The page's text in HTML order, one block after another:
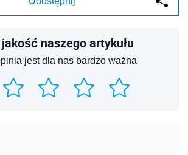
naszego artykułu
jest dla nas bardzo ważna